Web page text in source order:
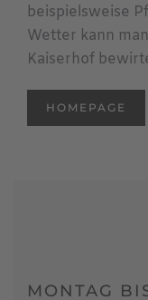
beispielsweise
Wetter kann
Kaiserhof
HOMEPAGE
MONTAG